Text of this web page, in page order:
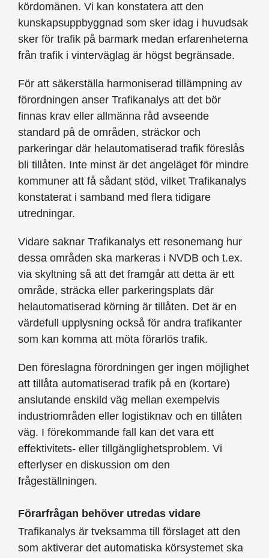
kördomänen. Vi kan konstatera att den
kunskapsuppbyggnad som sker idag i huvudsak
sker för trafik på barmark medan erfarenheterna
från trafik i vinterväglag är högst begränsade.
För att säkerställa harmoniserad tillämpning av
förordningen anser Trafikanalys att det bör
finnas krav eller allmänna råd avseende
standard på de områden, sträckor och
parkeringar där helautomatiserad trafik föreslås
bli tillåten. Inte minst är det angeläget för mindre
kommuner att få sådant stöd, vilket Trafikanalys
konstaterat i samband med flera tidigare
utredningar.
Vidare saknar Trafikanalys ett resonemang hur
dessa områden ska markeras i NVDB och t.ex.
via skyltning så att det framgår att detta är ett
område, sträcka eller parkeringsplats där
helautomatiserad körning är tillåten. Det är en
värdefull upplysning också för andra trafikanter
som kan komma att möta förarlös trafik.
Den föreslagna förordningen ger ingen möjlighet
att tillåta automatiserad trafik på en (kortare)
anslutande enskild väg mellan exempelvis
industriområden eller logistiknav och en tillåten
väg. I förekommande fall kan det vara ett
effektivitets- eller tillgänglighetsproblem. Vi
efterlyser en diskussion om den
frågeställningen.
Förarfrågan behöver utredas vidare
Trafikanalys är tveksamma till förslaget att den
som aktiverar det automatiska körsystemet ska